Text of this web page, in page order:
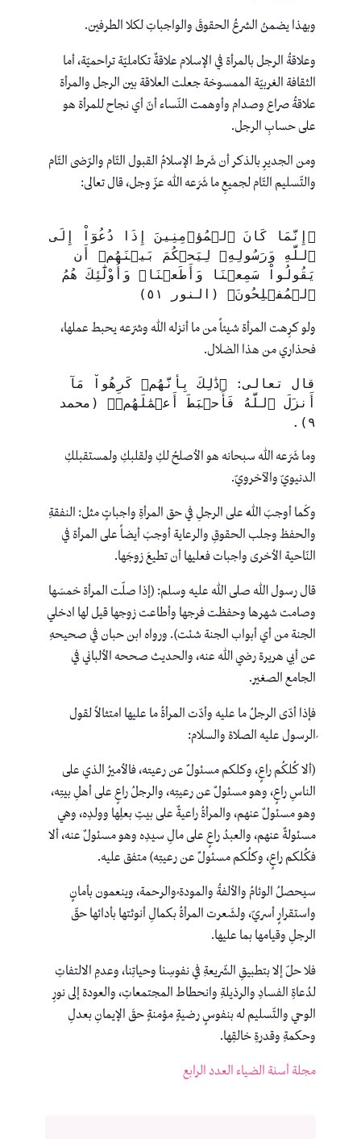
وبهذا يضمنُ الشرعُ الحقوقَ والواجباتِ لكلا الطرفين.
وعلاقةُ الرجل بالمرأة في الإسلام علاقةٌ تكامليّة تراحميّة، أما
الثقافة الغربيّة الممسوخة جعلت العلاقة بين الرجل والمرأة
علاقةُ صراع وصدام وأوهمت النّساء أنّ أي نجاح للمرأة هو
على حسابِ الرجل.
ومن الجديرِ بالذكر أن شَرط الإسلامُ القبول التّام والرّضى التّام
والتّسليم التّام لجميعِ ما شَرَعه الله عزّ وجل، قال تعالى:
﴿إِنَّمَا كَانَ ٱلۡمُؤۡمِنِينَ إِذَا دُعُوٓاْ إِلَى
ٱلۡمُفۡلِحُونَ﴾ (النور ٥١)
ولو كرِهت المرأة شيئاً من ما أنزله الله وشرّعه يحبط عملها،
فحذاري من هذا الضلال.
٩).
وما شَرَعه الله سبحانه هو الأصلحُ لكِ ولقلبكِ ولمستقبلكِ
الدنيويّ والآخرويّ.
وكَما أوجبَ اللهٌ على الرجلِ في حق المرأةِ واجباتٍ مثل: النفقةِ
والحفظ وجلب الحقوقِ والرعاية أوجبَ أيضاً على المرأة في
النّاحية الأخرى واجبات فعليها أن تطيعَ زوجَها.
قال رسول الله صلى الله عليه وسلم: (إذا صلّت المرأة خمسَها
وصامت شهرها وحفظت فرجها وأطاعت زوجها قيل لها ادخلي
الجنة من أي أبواب الجنة شئت). ورواه ابن حبان في صحيحهِ
عن أبي هريرة رضي الله عنه، والحديث صححه الألباني في
الجامع الصغير.
فإذا أدّى الرجلُ ما عليه وأدّت المرأةُ ما عليها امتثالاً لقول
ِالرسول عليه الصلاة والسلام:
(ألا كُلكُم راعٍ، وكلكم مسئولٌ عن رعيته، فالأميرُ الذي على
الناسِ راعٍ، وهو مسئولٌ عن رعيتِه، والرجلُ راعٍ على أهلِ بيتِه،
وهو مسئولٌ عنهم، والمرأةُ راعيةٌ على بيتِ بعلِها وولدِه، وهي
مسئولةٌ عنهم، والعبدُ راعٍ على مالِ سيدِه وهو مسئولٌ عنه، ألا
فكُلكم راعٍ، وكلُكم مسئولٌ عن رعيتِه) متفق عليه.
سيحصلُ الوئامُ والألفةُ والمودة ُوالرحمة، وينعمون بأمانٍ
واستقرارٍ أسريّ، ولشَعرت المرأةُ بكمالِ أنوثتها بأدائها حقّ
الرجلِ وقيامها بما عليها.
فلا حلّ إلا بتطبيقِ الشّريعةِ في نفوسِنا وحياتِنا، وعدمِ الالتفاتِ
لدُعاةِ الفسادِ والرذيلةِ وانحطاط المجتمعاتِ، والعودة إلى نورِ
الوحي والتّسليم له بنفوسٍ رضيةٍ مؤمنةٍ حقَ الإيمانِ بعدلِ
وحكمةِ وقدرةِ خالقِها.
مجلة أسنة الضياء العدد الرابع